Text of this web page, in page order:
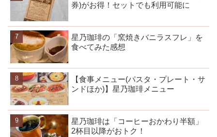
券)がお得！セットでも利用可能に
星乃珈琲の「窯焼きバニラスフレ」を
食べてみた感想
【食事メニュー(パスタ・プレート・サ
ンドほか)】星乃珈琲メニュー
星乃珈琲は「コーヒーおかわり半額」
2杯目以降がおトク！